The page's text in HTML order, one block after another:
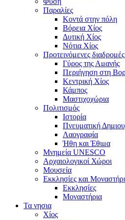
Παραλίες
Κοντά στην πόλη
Βόρεια Χίος
Δυτική Χίος
Νότια Χίος
Προτεινόμενες διαδρομές
Γύρος της Αμανής
Περιήγηση στη
Κεντρική Χίος
Κάμπος
Μαστιχοχώρια
Πολιτισμός
Ιστορία
Πνευματική
Λαογραφία
Ήθη και Έθιμα
Μνημεία UNESCO
Αρχαιολογικοί Χώροι
Μουσεία
Εκκλησίες και
Εκκλησίες
Μοναστήρια
Τα νησια
Χίος